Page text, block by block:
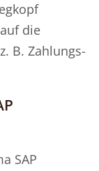
die
B. Zahlungs-
SAP